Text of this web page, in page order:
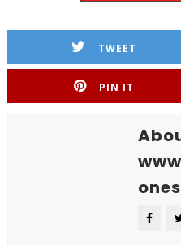
TWEET
PIN IT